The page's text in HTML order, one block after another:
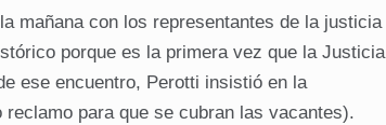
mañana con los representantes de la justicia
porque es la primera vez que la Justicia
ese encuentro, Perotti insistió en la
para que se cubran las vacantes).